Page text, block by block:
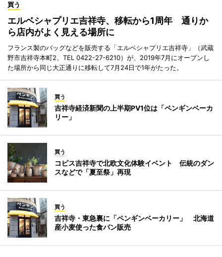
買う
エルベシャプリエ吉祥寺、移転から1周年 通りか
ら店内がよく見える場所に
フランス製のバッグなどを販売する「エルベシャプリエ吉祥寺」（武蔵
野市吉祥寺本町2、TEL 0422-27-6210）が、2019年7月にオープンし
た場所から同じ大正通りに移転して7月24日で1年がたった。
買う
吉祥寺経済新聞の上半期PV1位は「ペンギンベーカ
リー」
買う
コピス吉祥寺で北欧文化体験イベント 伝統のダン
スなどで「夏至祭」再現
買う
吉祥寺・東急裏に「ペンギンベーカリー」 北海道
産小麦使った食パン販売